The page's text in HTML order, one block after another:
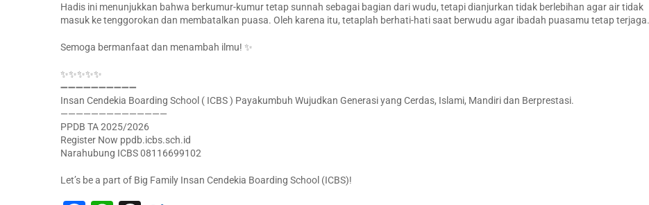
Hadis ini menunjukkan bahwa berkumur-kumur tetap sunnah sebagai bagian dari wudu, tetapi dianjurkan tidak berlebihan agar air tidak
masuk ke tenggorokan dan membatalkan puasa. Oleh karena itu, tetaplah berhati-hati saat berwudu agar ibadah puasamu tetap terjaga.
Semoga bermanfaat dan menambah ilmu! ✨
✨✨✨✨✨
➖➖➖➖➖➖➖➖➖➖
Insan Cendekia Boarding School ( ICBS ) Payakumbuh Wujudkan Generasi yang Cerdas, Islami, Mandiri dan Berprestasi.
——————————————
PPDB TA 2025/2026
Register Now ppdb.icbs.sch.id
Narahubung ICBS 08116699102
Let’s be a part of Big Family Insan Cendekia Boarding School (ICBS)!